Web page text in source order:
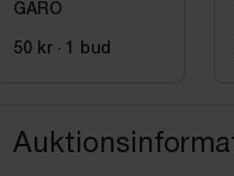
GARO
50 kr · 1 bud